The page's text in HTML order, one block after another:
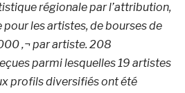
régionale par l’attribution,
les artistes, de bourses de
‚¬ par artiste. 208
parmi lesquelles 19 artistes
profils diversifiés ont été